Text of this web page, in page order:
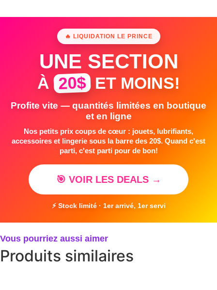
🔥 LIQUIDATION LE PRINCE
UNE SECTION
À 20$ ET MOINS!
Profite vite — quantités limitées en boutique
et en ligne
Nos petits prix coups de cœur : jouets, lubrifiants,
accessoires et lingerie sous la barre des 20$. Quand c'est
parti, c'est parti pour de bon!
🎯 VOIR LES DEALS →
⚡ Stock limité · 1er arrivé, 1er servi
Vous pourriez aussi aimer
Produits similaires